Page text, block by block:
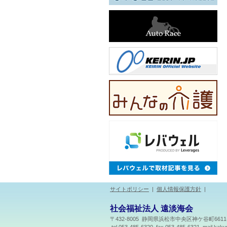
サイトポリシー | 個人情報保護方針 |
社会福祉法人 遠淡海会
〒432-8005 静岡県浜松市中央区神ケ谷町